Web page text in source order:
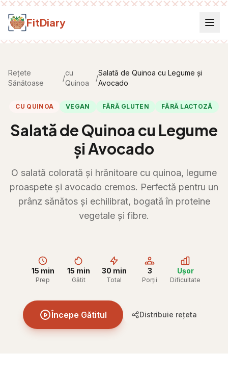
Salt la conținut
FitDiary
Rețete
Sănătoase
/
cu
Quinoa
/
Salată de Quinoa cu Legume și
Avocado
CU QUINOA VEGAN FĂRĂ GLUTEN FĂRĂ LACTOZĂ
Salată de Quinoa cu Legume
și Avocado
O salată colorată și hrănitoare cu quinoa, legume
proaspete și avocado cremos. Perfectă pentru un
prânz sănătos și echilibrat, bogată în proteine
vegetale și fibre.
15 min
Prep
15 min
Gătit
30 min
Total
3
Porții
Ușor
Dificultate
Începe Gătitul Distribuie rețeta